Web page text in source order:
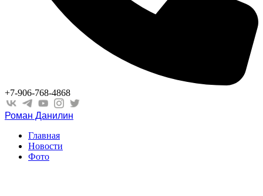
+7-906-768-4868
Роман Данилин
Главная
Новости
Фото